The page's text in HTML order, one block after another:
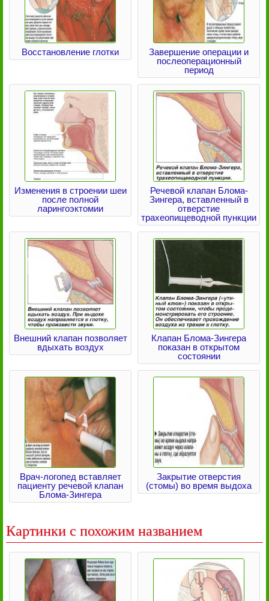
Восстановление глотки
Завершение операции и
послеоперационный
период
Изменения в строении шеи
после полной
ларингоэктомии
Речевой клапан Блома-
Зингера, вставленный в
отверстие
трахеопищеводной пункции
Внешний клапан позволяет
вдыхать воздух
Клапан Блома-Зингера
показан в открытом
состоянии
Врач-логопед вставляет
пациенту речевой клапан
Блома-Зингера
Закрытие отверстия
(стомы) во время выдоха
Картинки с похожим названием